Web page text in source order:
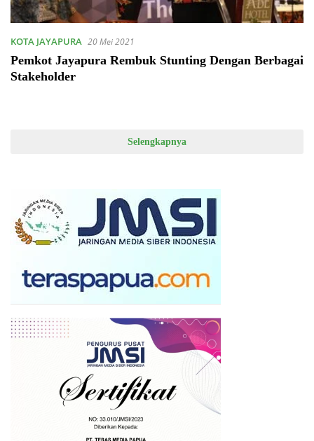
KOTA JAYAPURA 20 Mei 2021
Pemkot Jayapura Rembuk Stunting Dengan Berbagai
Stakeholder
Selengkapnya